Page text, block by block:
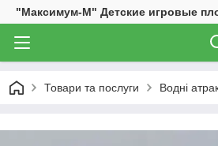
"Максимум-М" Детские игровые
Товари та послуги Водні